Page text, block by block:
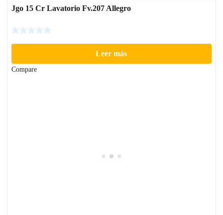
Jgo 15 Cr Lavatorio Fv.207 Allegro
Leer más
Compare